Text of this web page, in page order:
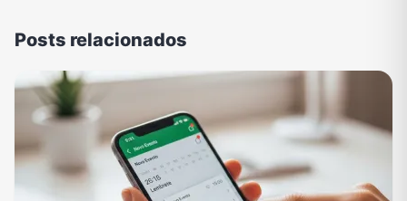
Posts relacionados